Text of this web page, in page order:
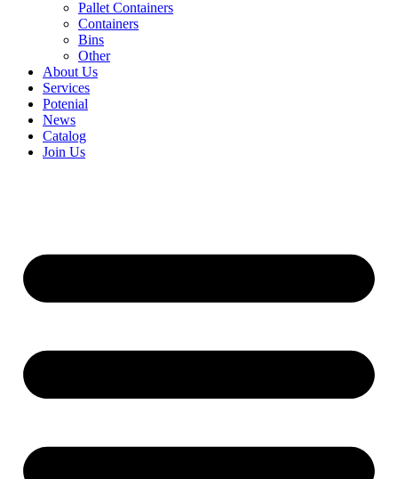
Pallet Containers
Containers
Bins
Other
About Us
Services
Potenial
News
Catalog
Join Us